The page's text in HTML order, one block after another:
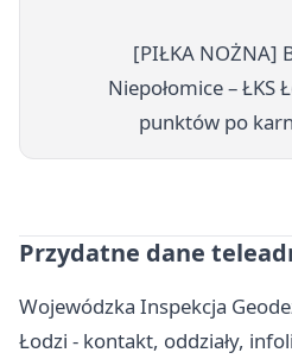
[PIŁKA NOŻNA]
Niepołomice – ŁKS
punktów po
Przydatne dane
Wojewódzka Inspekcja
Łodzi - kontakt, oddziały,